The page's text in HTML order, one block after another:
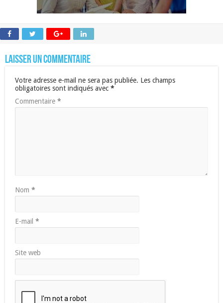
Laisser un commentaire
Votre adresse e-mail ne sera pas publiée. Les champs
obligatoires sont indiqués avec *
Commentaire *
Nom *
E-mail *
Site web